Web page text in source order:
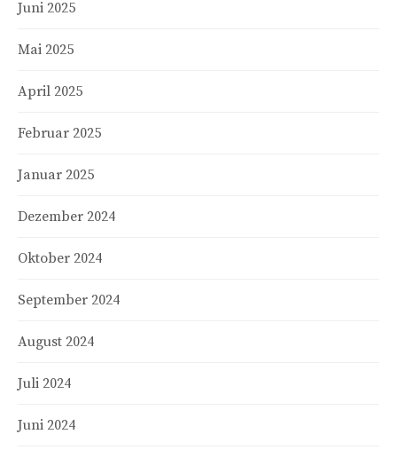
Juni 2025
Mai 2025
April 2025
Februar 2025
Januar 2025
Dezember 2024
Oktober 2024
September 2024
August 2024
Juli 2024
Juni 2024